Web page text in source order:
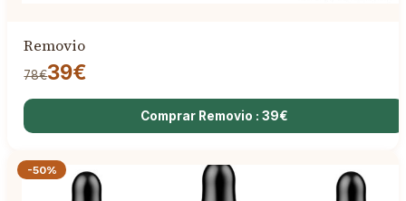
Removio
78€39€
Comprar Removio : 39€
-50%